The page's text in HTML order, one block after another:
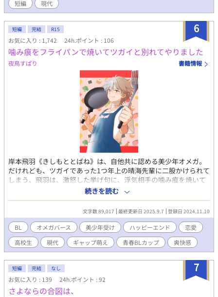
短編 現代
6
短編 完結 R15
お気に入り : 1,742 24h.ポイント : 106
噛み痕をフライパンで焼いてツガイと別れてやりました
夜鳥すぱり 書籍情報
岸本飛羽《きしもととばね》は、自他共に認める美少年オメガ。
だけれども、ツガイであった1つ年上の晴海先輩に二股かけられて
しまう、飛羽は、激怒した挙げ句に、浮気相手の噛み痕を焼いて
やろうとして熱したフライパンを手に持つが……先輩に守られる
浮気相手をみて、馬鹿らしくなって、飛羽は、そのまま、自分の
噛み痕を熱したフライパンで焼いた。ジュと、肉が焦げて、青ざ
め震える二人をみて、笑いながら焼いた。ひとしきり笑った後、
思いっきり、晴海先輩にフライパンを投げてやろうとおもったけ
ど、できなくて、メチャクチャでかい音をガシャーンて出してコ
ンロに叩きつけて、「さよなら」ってこの世で一番冷たい声を出
した。 ◆本編完結済み 。いつもながら反応くださる皆様ありがと
うございました。読んでもらえて嬉しかったです。 ◆花々緒さん
からいただいた、表紙絵と８話に挿し絵があります。なんと追加
で色を塗ってくださいました！ありがとうございます。
続きを読む
文字数 89,017 最終更新日 2025.9.7 登録日 2024.11.10
BL オメガバース 美少年受け ハッピーエンド
恋愛
高校生
現代 ギャップ萌え 青春BLカップ​ 爽快感
7
短編 完結 なし
お気に入り : 139 24h.ポイント : 92
さよならの合図は、